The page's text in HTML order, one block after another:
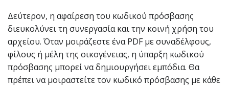
Δεύτερον, η αφαίρεση του κωδικού πρόσβασης
διευκολύνει τη συνεργασία και την κοινή χρήση του
αρχείου. Όταν μοιράζεστε ένα PDF με συναδέλφους,
φίλους ή μέλη της οικογένειας, η ύπαρξη κωδικού
πρόσβασης μπορεί να δημιουργήσει εμπόδια. Θα
πρέπει να μοιραστείτε τον κωδικό πρόσβασης με κάθε